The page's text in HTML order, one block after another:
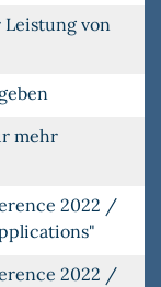
von
mehr
2022 /
2022 /